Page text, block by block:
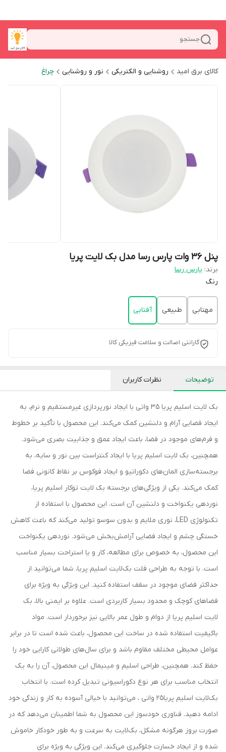
جستجو
کالای برق امید روشنایی و الکتریکی نور و روشنایی چراغ
پنل ۳۶ وات پارس رسا مدل بک لایت پریا
برند: پارس رسا
رنگ
مهتابی طبیعی آفتابی
گارانتی اصالت و سلامت فیزیکی کالا
توضیحات نظرات کاربران
بک لایت اسلیم پریا 35 واتی با ایجاد نورپردازی غیرمستقیم و نرم، به
ایجاد فضایی آرام و دلنشین کمک می‌کند. این محصول با تأکید بر خطوط
و فرم‌های موجود در فضا، باعث ایجاد عمق و جذابیت بصری می‌شود.
همچنین، بک لایت اسلیم پریا با ایجاد کنتراست بین نور و سایه، به
برجسته‌سازی المان‌های دکوراتیو و ایجاد فوکوس بر نقاط کانونی فضا
کمک می‌کند. یکی از ویژگی‌های برجسته بک لایت توکار اسلیم پریا،
نوردهی یکنواخت و دلنشین آن است. این محصول با استفاده از
تکنولوژی LED، نوری ملایم و بدون سوسو تولید می‌کند که باعث کاهش
خستگی چشم و ایجاد فضایی آرامش‌بخش می‌شود. نوردهی یکنواخت
این محصول، به خصوص برای مطالعه، کار و یا استراحت بسیار مناسب
است. با توجه به طراحی فلت بک‌لایت اسلیم پریا، شما می‌توانید از
حداکثر فضای موجود در سقف استفاده کنید. این ویژگی به ویژه برای
فضاهای کوچک و محدود بسیار کاربردی است. علاوه بر ایمنی بالا، بک
لایت اسلیم پریا از دوام و طول عمر بالایی نیز برخوردار است. مواد
باکیفیت استفاده شده در ساخت این محصول، باعث شده است تا در برابر
عوامل محیطی مختلف مقاوم باشد و برای سال‌های طولانی کارایی خود را
حفظ کند. همچنین، طراحی اسلیم و مینیمال این محصول، آن را به یک
انتخاب مناسب برای هر نوع دکوراسیونی تبدیل کرده است. با انتخاب
بک‌لایت اسلیم پریا25 واتی ، می‌توانید با خیالی آسوده به کار و زندگی خود
ادامه دهید. فناوری خودسوز این محصول به شما اطمینان می‌دهد که در
صورت بروز هرگونه مشکل، بک‌لایت به سرعت و به طور خودکار خاموش
شده و از ایجاد خسارت جلوگیری می‌کند. این ویژگی به ویژه برای